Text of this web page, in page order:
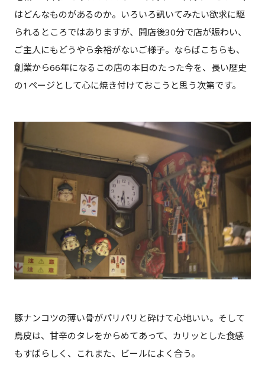
はどんなものがあるのか。いろいろ訊いてみたい欲求に駆
られるところではありますが、開店後30分で店が賑わい、
ご主人にもどうやら余裕がないご様子。ならばこちらも、
創業から66年になるこの店の本日のたった今を、長い歴史
の1ページとして心に焼き付けておこうと思う次第です。
豚ナンコツの薄い骨がパリパリと砕けて心地いい。そして
鳥皮は、甘辛のタレをからめてあって、カリッとした食感
もすばらしく、これまた、ビールによく合う。